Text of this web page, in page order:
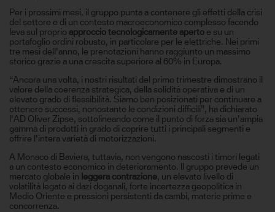
Per i prossimi mesi, il gruppo punta a contenere gli effetti della crisi
del settore e di un contesto macroeconomico complesso facendo
leva sul proprio approccio tecnologicamente aperto e su un
portafoglio ordini robusto, in particolare per le elettriche. Nei primi
tre mesi dell'anno, le prenotazioni hanno raggiunto un massimo
storico grazie a una crescita superiore al 60% in Europa.
“Ancora una volta, i nostri risultati del primo trimestre dimostrano il
valore della coerenza strategica, della solidità operativa e di un
elevato grado di flessibilità. Siamo ben posizionati per continuare a
ottenere successi, nonostante le condizioni difficili”, ha dichiarato
l'AD Oliver Zipse, sottolineando come il punto di forza sia un'ampia
gamma di prodotti in grado di coprire tutti i principali segmenti e
offrire l'intera varietà di motorizzazioni.
A Monaco di Baviera, tuttavia, non vengono nascosti i timori legati
a un contesto economico in deterioramento. Il gruppo prevede un
mercato globale in leggera contrazione, un elevato livello di
volatilità legato ai dazi doganali, forte incertezza geopolitica in
Medio Oriente e pressioni persistenti da cambi, materie prime e
concorrenza.